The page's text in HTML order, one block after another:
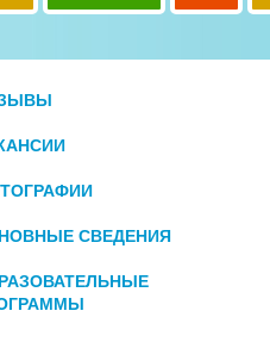
СВЕДЕНИЯ